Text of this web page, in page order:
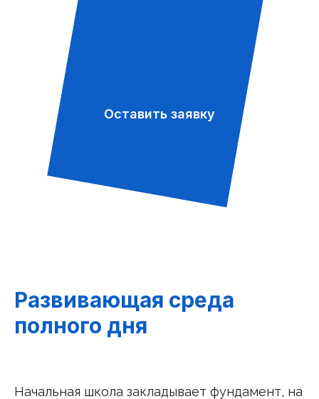
Оставить заявку
Развивающая среда
полного дня
Начальная школа закладывает фундамент, на